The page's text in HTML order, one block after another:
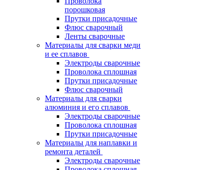
порошковая
Прутки присадочные
Флюс сварочный
Ленты сварочные
Материалы для сварки меди
и ее сплавов
Электроды сварочные
Проволока сплошная
Прутки присадочные
Флюс сварочный
Материалы для сварки
алюминия и его сплавов
Электроды сварочные
Проволока сплошная
Прутки присадочные
Материалы для наплавки и
ремонта деталей
Электроды сварочные